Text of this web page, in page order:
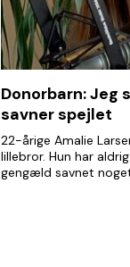
Donorbarn: Jeg
savner spejlet
22-årige Amalie
lillebror. Hun har
gengæld savnet